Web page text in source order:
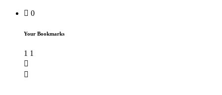
0
Your Bookmarks
1 1